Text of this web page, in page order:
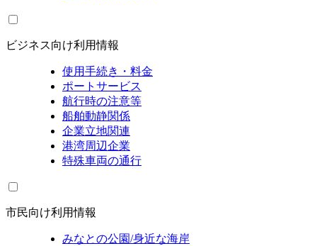
ビジネス向け利用情報
使用手続き・料金
ポートサービス
航行時の注意等
船舶動静関係
企業立地関連
港湾周辺企業
特殊車両の通行
市民向け利用情報
みなとの公園/身近な海岸